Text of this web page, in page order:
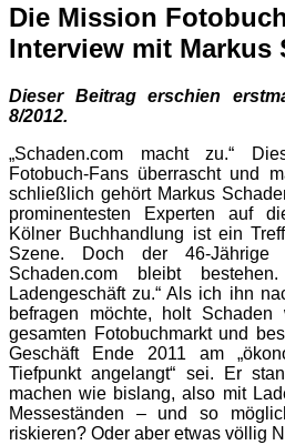
Die Mission
Interview mit Markus
Dieser Beitrag erschien
8/2012.
„Schaden.com macht zu.“
Fotobuch-Fans überrascht und
schließlich gehört Markus
prominentesten Experten auf
Kölner Buchhandlung ist ein
Szene. Doch der 46-
Schaden.com bleibt
Ladengeschäft zu.“ Als ich ihn
befragen möchte, holt
gesamten Fotobuchmarkt und
Geschäft Ende 2011 am
Tiefpunkt angelangt“ sei. Er
machen wie bislang, also mit
Messeständen – und so
riskieren? Oder aber etwas völlig